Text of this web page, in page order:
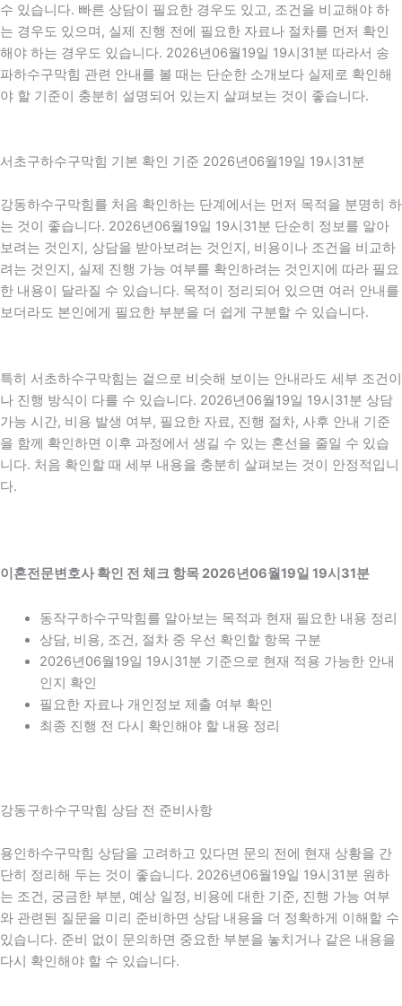
수 있습니다. 빠른 상담이 필요한 경우도 있고, 조건을 비교해야 하
는 경우도 있으며, 실제 진행 전에 필요한 자료나 절차를 먼저 확인
해야 하는 경우도 있습니다. 2026년06월19일 19시31분 따라서 송
파하수구막힘 관련 안내를 볼 때는 단순한 소개보다 실제로 확인해
야 할 기준이 충분히 설명되어 있는지 살펴보는 것이 좋습니다.
서초구하수구막힘 기본 확인 기준 2026년06월19일 19시31분
강동하수구막힘를 처음 확인하는 단계에서는 먼저 목적을 분명히 하
는 것이 좋습니다. 2026년06월19일 19시31분 단순히 정보를 알아
보려는 것인지, 상담을 받아보려는 것인지, 비용이나 조건을 비교하
려는 것인지, 실제 진행 가능 여부를 확인하려는 것인지에 따라 필요
한 내용이 달라질 수 있습니다. 목적이 정리되어 있으면 여러 안내를
보더라도 본인에게 필요한 부분을 더 쉽게 구분할 수 있습니다.
특히 서초하수구막힘는 겉으로 비슷해 보이는 안내라도 세부 조건이
나 진행 방식이 다를 수 있습니다. 2026년06월19일 19시31분 상담
가능 시간, 비용 발생 여부, 필요한 자료, 진행 절차, 사후 안내 기준
을 함께 확인하면 이후 과정에서 생길 수 있는 혼선을 줄일 수 있습
니다. 처음 확인할 때 세부 내용을 충분히 살펴보는 것이 안정적입니
다.
이혼전문변호사 확인 전 체크 항목 2026년06월19일 19시31분
동작구하수구막힘를 알아보는 목적과 현재 필요한 내용 정리
상담, 비용, 조건, 절차 중 우선 확인할 항목 구분
2026년06월19일 19시31분 기준으로 현재 적용 가능한 안내
인지 확인
필요한 자료나 개인정보 제출 여부 확인
최종 진행 전 다시 확인해야 할 내용 정리
강동구하수구막힘 상담 전 준비사항
용인하수구막힘 상담을 고려하고 있다면 문의 전에 현재 상황을 간
단히 정리해 두는 것이 좋습니다. 2026년06월19일 19시31분 원하
는 조건, 궁금한 부분, 예상 일정, 비용에 대한 기준, 진행 가능 여부
와 관련된 질문을 미리 준비하면 상담 내용을 더 정확하게 이해할 수
있습니다. 준비 없이 문의하면 중요한 부분을 놓치거나 같은 내용을
다시 확인해야 할 수 있습니다.